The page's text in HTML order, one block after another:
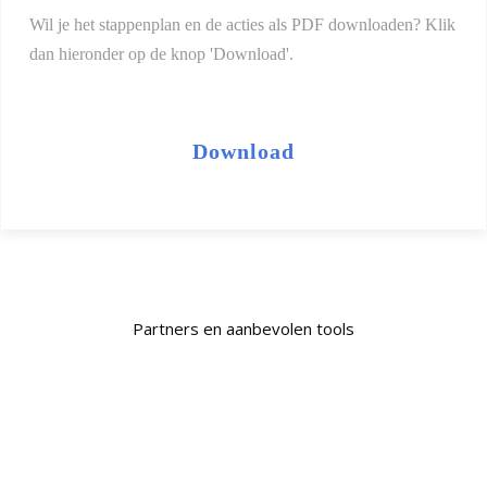
Wil je het stappenplan en de acties als PDF downloaden? Klik
dan hieronder op de knop 'Download'.
Download
Partners en aanbevolen tools